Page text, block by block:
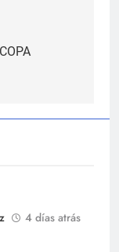
4 días atrás